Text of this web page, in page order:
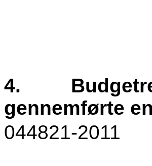
4.
gennemførte
044821-2011